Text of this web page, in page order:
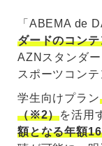
「ABEMA de
ダードのコン
AZNスタンダ
スポーツコン
学生向けプラン
（※2）を活用
額となる年額